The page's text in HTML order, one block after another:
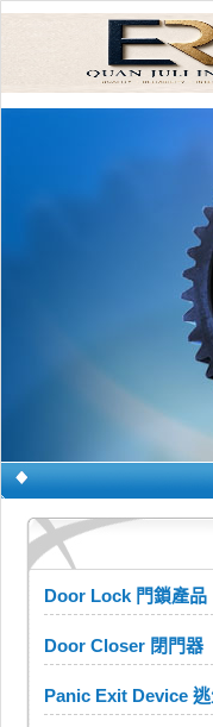
Door Lock 門鎖產品
Door Closer 閉門器
Panic Exit Device